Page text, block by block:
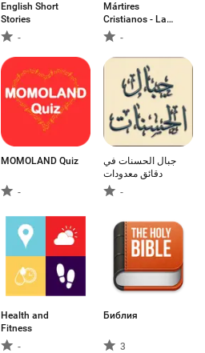
English Short
Stories
-
Mártires
Cristianos - La
historia
-
MOMOLAND Quiz
-
جبال الحسنات في
دقائق معدودات
-
Health and
Fitness
-
Библия
3